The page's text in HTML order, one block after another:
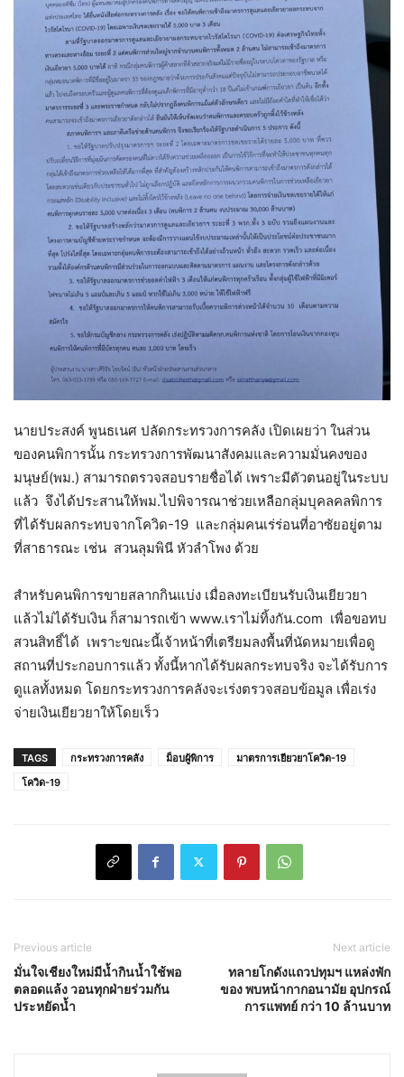
นายประสงค์ พูนธเนศ ปลัดกระทรวงการคลัง เปิดเผยว่า ในส่วน
ของคนพิการนั้น กระทรวงการพัฒนาสังคมและความมั่นคงของ
มนุษย์(พม.)​ สามารถตรวจสอบรายชื่อได้ เพราะมีตัวตนอยู่ในระบบ
แล้ว จึงได้ประสานให้พม.ไปพิจารณาช่วยเหลือกลุ่มบุคลคลพิการ
ที่ได้รับผลกระทบจากโควิด-19 และกลุ่มคนเร่ร่อนที่อาซัยอยู่ตาม
ที่สาธารณะ เช่น สวนลุมพินี หัวลำโพง ด้วย
สำหรับคนพิการขายสลากกินแบ่ง เมื่อลงทะเบียนรับเงินเยียวยา
แล้วไม่ได้รับเงิน ก็สามารถเข้า www.เราไม่ทิ้งกัน.com เพื่อขอทบ
สวนสิทธิ์ได้ เพราะขณะนี้เจ้าหน้าที่เตรียมลงพื้นที่นัดหมายเพื่อดู
สถานที่ประกอบการแล้ว​ ทั้งนี้หากได้รับผลกระทบจริง จะได้รับการ
ดูแลทั้งหมด โดยกระทรวงการคลังจะเร่งตรวจสอบข้อมูล เพื่อเร่ง
จ่ายเงินเยียวยาให้โดยเร็ว
TAGS กระทรวงการคลัง ม็อบผู้พิการ
มาตรการเยียวยาโควิด-19
โควิด-19
Previous article
มั่นใจเชียงใหม่มีน้ำกินน้ำใช้พอ
ตลอดแล้ง วอนทุกฝ่ายร่วมกัน
ประหยัดน้ำ
Next article
ทลายโกดังแถวปทุมฯ แหล่งพัก
ของ พบหน้ากากอนามัย อุปกรณ์
การแพทย์ กว่า 10 ล้านบาท